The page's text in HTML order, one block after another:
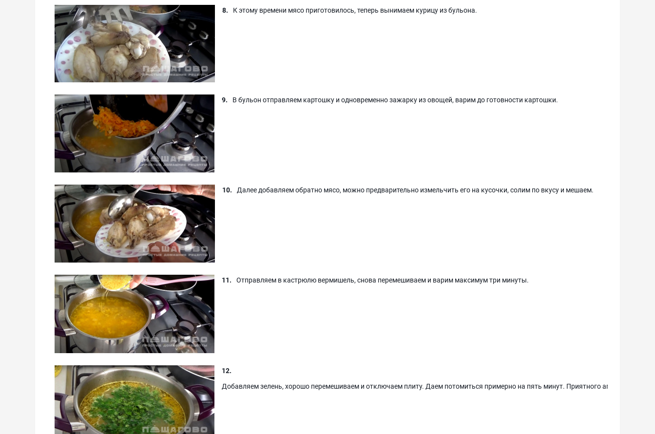
К этому времени мясо приготовилось, теперь вынимаем курицу из бульона.
В бульон отправляем картошку и одновременно зажарку из овощей, варим до готовности картошки.
Далее добавляем обратно мясо, можно предварительно измельчить его на кусочки, солим по вкусу и мешаем.
Отправляем в кастрюлю вермишель, снова перемешиваем и варим максимум три минуты.
Добавляем зелень, хорошо перемешиваем и отключаем плиту. Даем потомиться примерно на пять минут. Приятного аппетита!